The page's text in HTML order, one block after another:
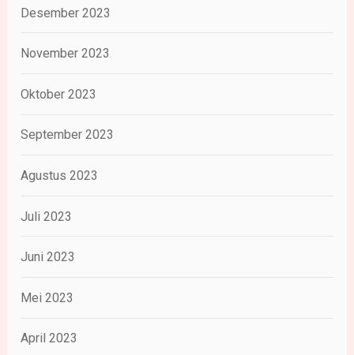
Desember 2023
November 2023
Oktober 2023
September 2023
Agustus 2023
Juli 2023
Juni 2023
Mei 2023
April 2023